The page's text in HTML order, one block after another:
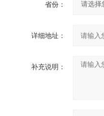
省份：
详细地址：
补充说明：